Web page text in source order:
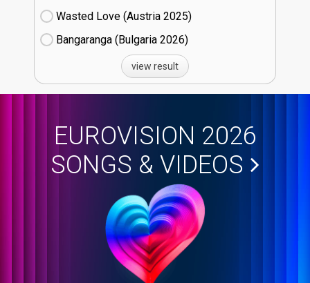
Wasted Love (Austria
25)
Bangaranga (Bulgaria
26)
view result
EUROVISION 2026
SONGS & VIDEOS